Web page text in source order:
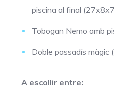
piscina al final
Tobogan Nemo amb
Doble passadís màgic
A escollir entre: